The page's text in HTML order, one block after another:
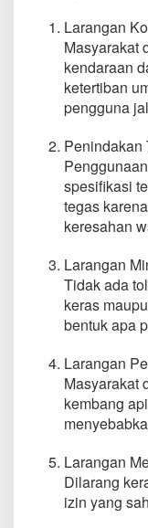
Larangan
Masyarakat
kendaraan
ketertiban
pengguna
Penindakan
spesifikasi
tegas
keresahan
Larangan
Tidak ada
keras
bentuk apa
Larangan
Masyarakat
kembang
Larangan
Dilarang
izin yang